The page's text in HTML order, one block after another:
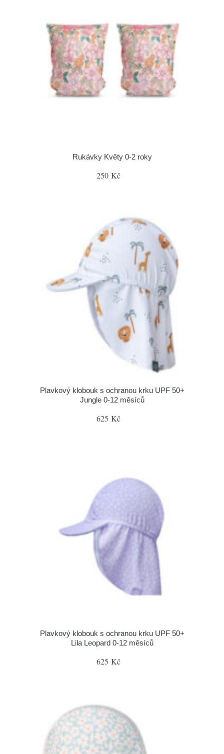
Rukávky Květy 0-2 roky
250 Kč
Plavkový klobouk s ochranou krku UPF 50+
Jungle 0-12 měsíců
625 Kč
Plavkový klobouk s ochranou krku UPF 50+
Lila Leopard 0-12 měsíců
625 Kč